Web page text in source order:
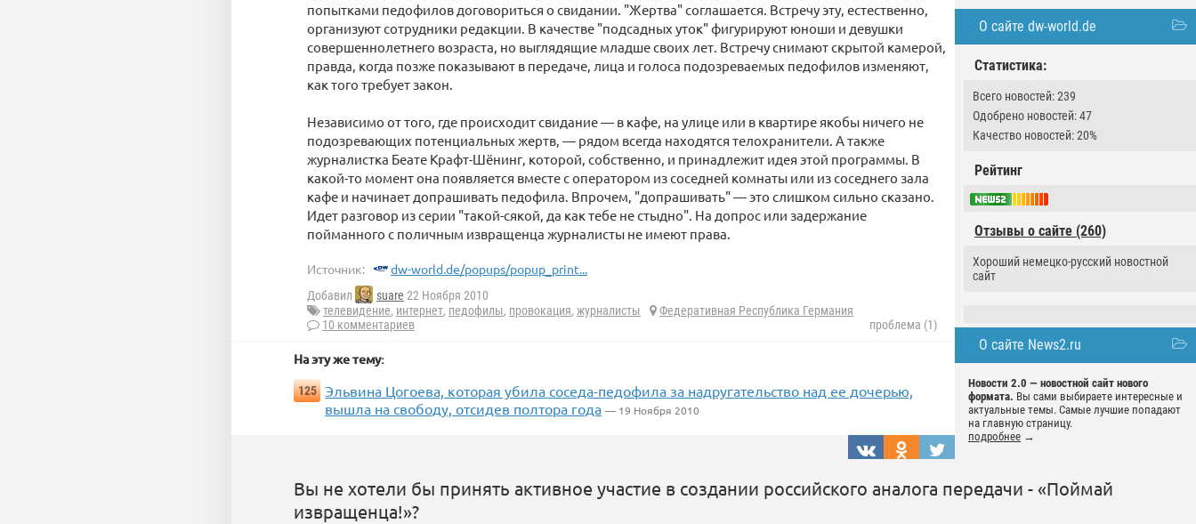
О сайте dw-world.de
Статистика:
Всего новостей: 239
Одобрено новостей: 47
Качество новостей: 20%
Рейтинг
Отзывы о сайте (260)
Хороший немецко-русский новостной
сайт
О сайте News2.ru
Новости 2.0 — новостной сайт нового
формата. Вы сами выбираете интересные и
актуальные темы. Самые лучшие попадают
на главную страницу.
подробнее →
попытками педофилов договориться о свидании. "Жертва" соглашается. Встречу эту, естественно,
организуют сотрудники редакции. В качестве "подсадных уток" фигурируют юноши и девушки
совершеннолетнего возраста, но выглядящие младше своих лет. Встречу снимают скрытой камерой,
правда, когда позже показывают в передаче, лица и голоса подозреваемых педофилов изменяют,
как того требует закон.
Независимо от того, где происходит свидание — в кафе, на улице или в квартире якобы ничего не
подозревающих потенциальных жертв, — рядом всегда находятся телохранители. А также
журналистка Беате Крафт-Шёнинг, которой, собственно, и принадлежит идея этой программы. В
какой-то момент она появляется вместе с оператором из соседней комнаты или из соседнего зала
кафе и начинает допрашивать педофила. Впрочем, "допрашивать" — это слишком сильно сказано.
Идет разговор из серии "такой-сякой, да как тебе не стыдно". На допрос или задержание
пойманного с поличным извращенца журналисты не имеют права.
Источник: dw-world.de/popups/popup_print...
Добавил suare 22 Ноября 2010
телевидение, интернет, педофилы, провокация, журналисты
Федеративная Республика Германия
10 комментариев
проблема (1)
На эту же тему:
125 Эльвина Цогоева, которая убила соседа-педофила за надругательство над ее дочерью,
вышла на свободу, отсидев полтора года — 19 Ноября 2010
Вы не хотели бы принять активное участие в создании российского аналога передачи - «Поймай
извращенца!»?